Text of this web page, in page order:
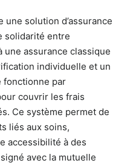
solution d’assurance
solidarité entre
assurance classique
individuelle et un
fonctionne par
couvrir les frais
Ce système permet de
liés aux soins,
accessibilité à des
avec la mutuelle